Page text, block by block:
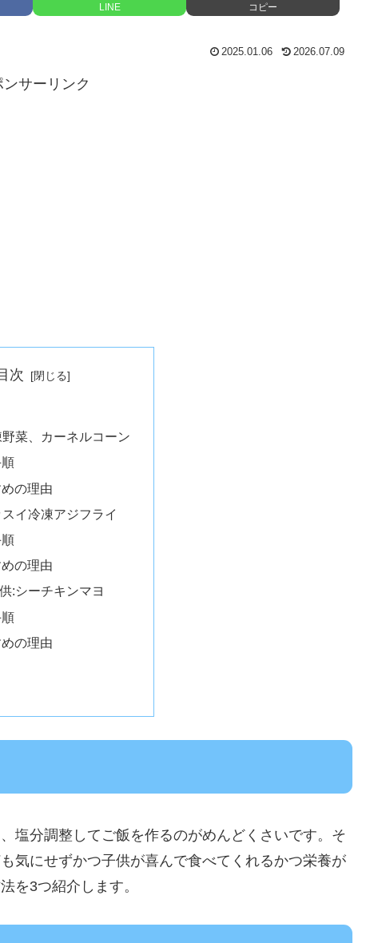
LINE コピー
2025.01.06 2026.07.09
ンサーリンク
次
菜、カーネルコーン
の理由
イ冷凍アジフライ
の理由
:シーチキンマヨ
の理由
塩分調整してご飯を作るのがめんどくさいです。そ
気にせずかつ子供が喜んで食べてくれるかつ栄養が
を3つ紹介します。